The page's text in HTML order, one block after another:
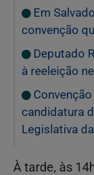
Em
convenção
Deputado
à reeleição
Convenção
candidatura
Legislativa
À tarde, às